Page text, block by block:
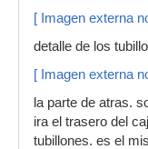
[ Imagen externa
detalle de los
[ Imagen externa
la parte de atras.
ira el trasero del
tubillones. es el